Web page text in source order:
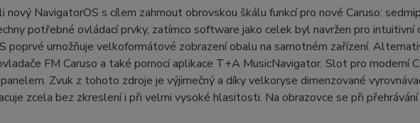
nový NavigatorOS s cílem zahrnout obrovskou škálu funkcí pro nové Caruso:
potřebné ovládací prvky, zatímco software jako celek byl navržen pro intuitivní
poprvé umožňuje velkoformátové zobrazení obalu na samotném zařízení.
FM Caruso a také pomocí aplikace T+A MusicNavigator. Slot pro moderní
Zvuk z tohoto zdroje je výjimečný a díky velkoryse dimenzované
zcela bez zkreslení i při velmi vysoké hlasitosti. Na obrazovce se při